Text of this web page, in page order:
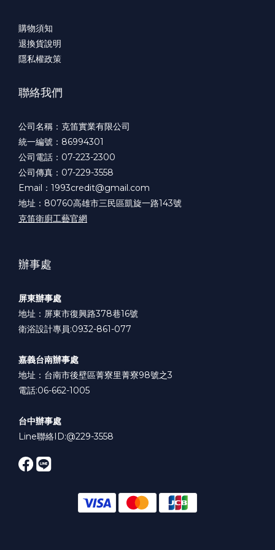
購物須知
退換貨說明
隱私權政策
聯絡我們
公司名稱：克笛實業有限公司
統一編號：86994301
公司電話：07-223-2300
公司傳真：07-229-3558
Email：1993credit@gmail.com
地址：80760高雄市三民區凱旋一路143號
克笛衛廚工藝官網
辦事處
屏東辦事處
地址：屏東市復興路378巷16號
衛浴設計專員:0932-861-077
嘉義台南辦事處
地址：台南市後壁區菁寮里菁寮98號之3
電話:06-662-1005
台中辦事處
Line聯絡ID:@229-3558